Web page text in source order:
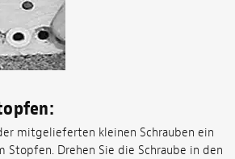
mitgelieferten kleinen Schrauben ein
Stopfen. Drehen Sie die Schraube in den